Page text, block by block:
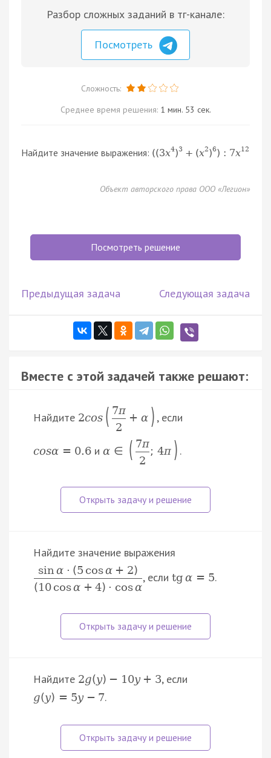
Разбор сложных заданий в тг-канале:
Посмотреть
Сложность:
Среднее время решения: 1 мин. 53 сек.
Найдите значение выражения: ((3x4)3 + (x2)6) : 7x12
Объект авторского права ООО «Легион»
Посмотреть решение
Предыдущая задача Следующая задача
Вместе с этой задачей также решают:
Найдите 2cos ( 7π
2
+ α ) , если
cosα = 0.6 иα ∈ ( 7π
2
; 4π ) .
Найдите значение выражения
sin α ⋅ (5 cosα + 2)
(10cosα + 4) ⋅ cosα
, если tgα = 5.
Найдите 2g(y) − 10y + 3, если
g(y) = 5y − 7.